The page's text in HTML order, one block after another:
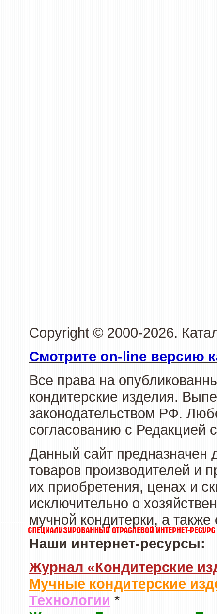
Copyright © 2000-2026.
Смотрите on-line версию
Все права на
кондитерские изделия.
законодательством РФ.
согласованию с Редакцией
Данный сайт предназначен
товаров производителей и
их приобретения, ценах и
исключительно о
мучной кондитерки, а
Наши интернет-ресурсы:
Журнал «Кондитерские
Мучные кондитерские
Технологии *